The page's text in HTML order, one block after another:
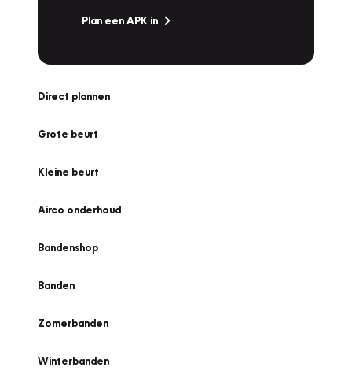
Plan een APK in
Direct plannen
Grote beurt
Kleine beurt
Airco onderhoud
Bandenshop
Banden
Zomerbanden
Winterbanden